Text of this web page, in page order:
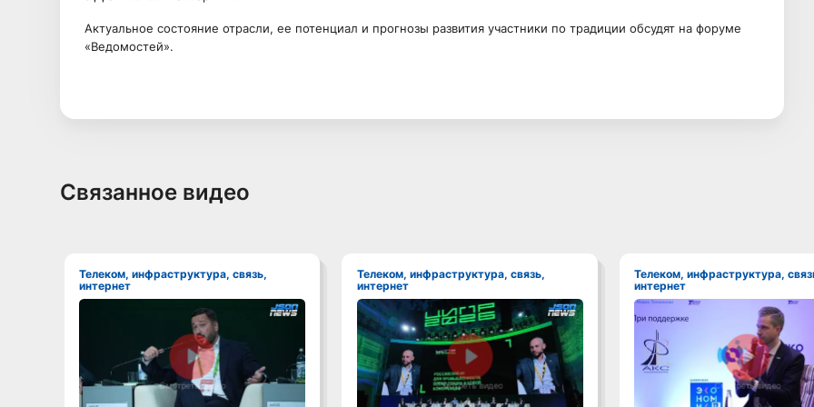
Актуальное состояние отрасли, ее потенциал и прогнозы развития участники по традиции обсудят на форуме
«Ведомостей».
Связанное видео
Телеком, инфраструктура, связь,
интернет
Смотреть видео
Телеком, инфраструктура, связь,
интернет
Смотреть видео
Телеком, инфраструктура, связь,
интернет
Смотреть видео